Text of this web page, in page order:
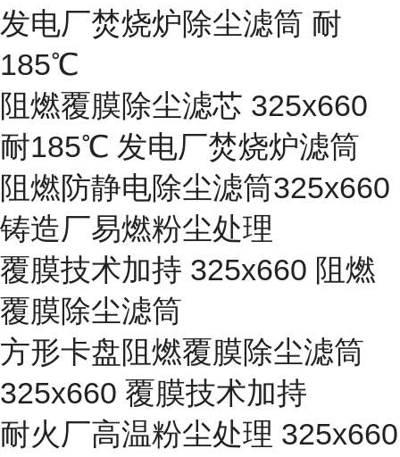
发电厂焚烧炉除尘滤筒 耐
185℃
阻燃覆膜除尘滤芯 325x660
耐185℃ 发电厂焚烧炉滤筒
阻燃防静电除尘滤筒325x660
铸造厂易燃粉尘处理
覆膜技术加持 325x660 阻燃
覆膜除尘滤筒
方形卡盘阻燃覆膜除尘滤筒
325x660 覆膜技术加持
耐火厂高温粉尘处理 325x660